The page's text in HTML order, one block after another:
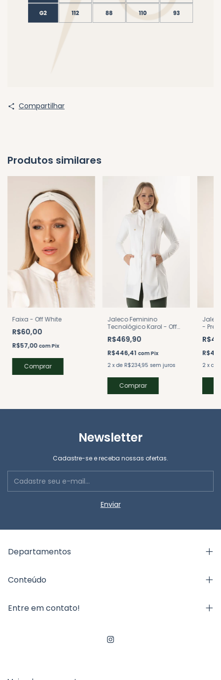
Compartilhar
Produtos similares
Faixa - Off White
R$60,00
R$57,00 com Pix
Jaleco Feminino
Tecnológico Karol - Off
R$469,90
R$446,41 com Pix
2 xde R$234,95 sem juros
Comprar
- Preto
2 x de
Newsletter
Cadastre-se e receba nossas ofertas.
Departamentos
Conteúdo
Entre em contato!